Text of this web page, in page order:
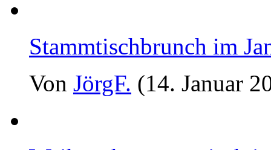
Stammtischbrunch im
Von JörgF. (14. Januar